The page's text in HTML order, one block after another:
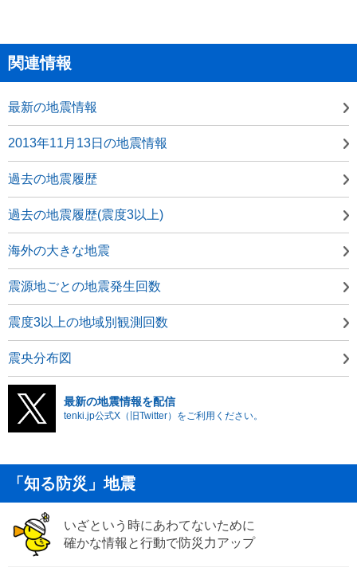
関連情報
最新の地震情報
2013年11月13日の地震情報
過去の地震履歴
過去の地震履歴(震度3以上)
海外の大きな地震
震源地ごとの地震発生回数
震度3以上の地域別観測回数
震央分布図
最新の地震情報を配信
tenki.jp公式X（旧Twitter）をご利用ください。
「知る防災」地震
いざという時にあわてないために
確かな情報と行動で防災力アップ